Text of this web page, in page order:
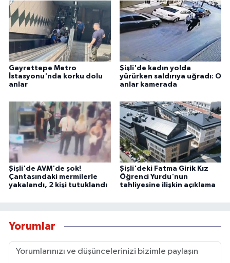
Gayrettepe Metro
İstasyonu'nda korku dolu
anlar
Şişli'de kadın yolda
yürürken saldırıya uğradı: O
anlar kamerada
Şişli'de AVM'de şok!
Çantasındaki mermilerle
yakalandı, 2 kişi tutuklandı
Şişli'deki Fatma Girik Kız
Öğrenci Yurdu'nun
tahliyesine ilişkin açıklama
Yorumlar